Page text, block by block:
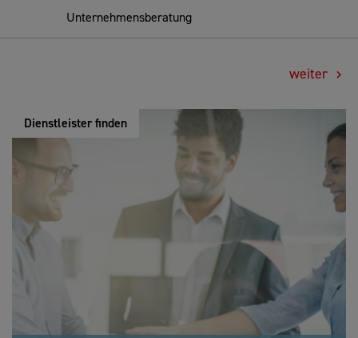
Unternehmensberatung
weiter
Dienstleister finden